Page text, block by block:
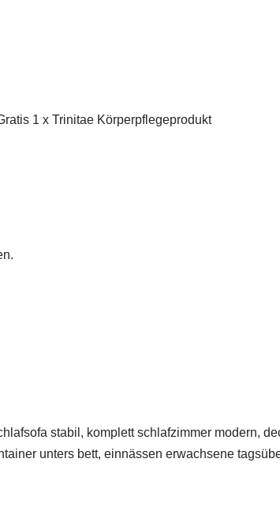
1 x Trinitae Körperpflegeprodukt
stabil, komplett schlafzimmer modern,
unters bett, einnässen erwachsene